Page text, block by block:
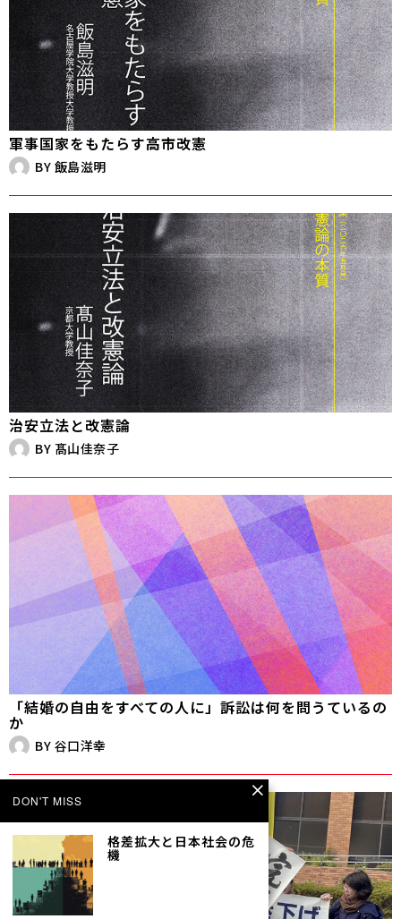
軍事国家をもたらす高市改憲
BY 飯島滋明
治安立法と改憲論
BY 髙山佳奈子
「結婚の自由をすべての人に」訴訟は何を問うているの
か
BY 谷口洋幸
DON'T MISS
格差拡大と日本社会の危
機